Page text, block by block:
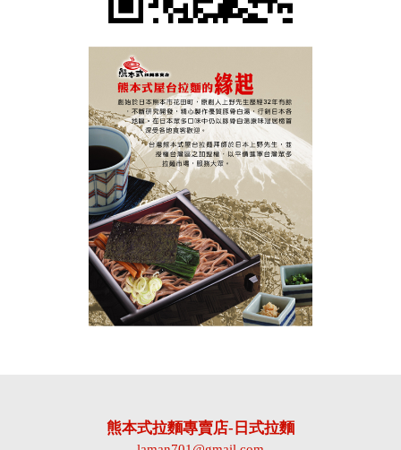
熊本式拉麵專賣店-日式拉麵